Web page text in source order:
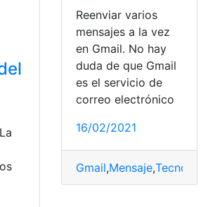
Reenviar varios
mensajes a la vez
en Gmail. No hay
duda de que Gmail
es el servicio de
correo electrónico
16/02/2021
Gmail,Mensaje,